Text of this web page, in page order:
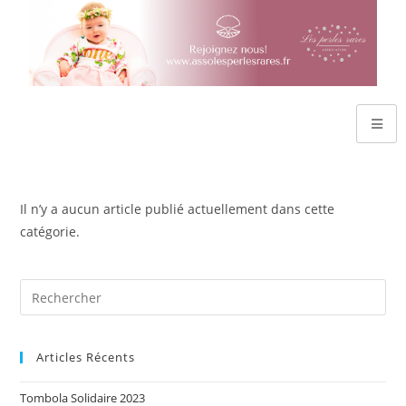
Il n’y a aucun article publié actuellement dans cette
catégorie.
Articles Récents
Tombola Solidaire 2023